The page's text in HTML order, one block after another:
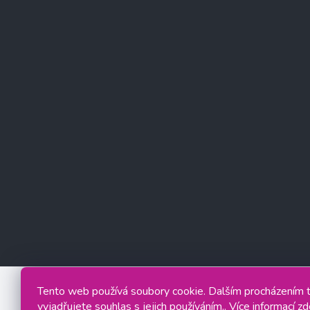
Tento web používá soubory cookie. Dalším
vyjadřujete souhlas s jejich používáním.. Více informací